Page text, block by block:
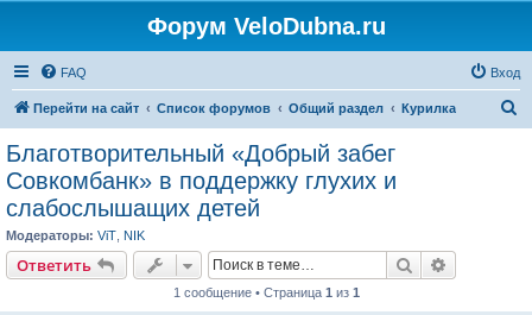
Форум VeloDubna.ru
FAQ Вход
Перейти на сайт Список форумов Общий раздел Курилка
Благотворительный «Добрый забег
Совкомбанк» в поддержку глухих и
слабослышащих детей
Модераторы: ViT NIK
Ответить Поиск
1 сообщение • Страница 1 из 1